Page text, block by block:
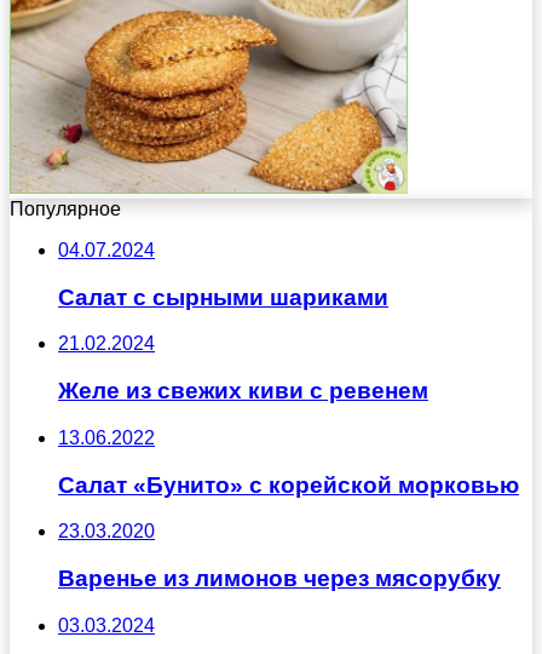
Популярное
04.07.2024
Салат с сырными шариками
21.02.2024
Желе из свежих киви с ревенем
13.06.2022
Салат «Бунито» с корейской морковью
23.03.2020
Варенье из лимонов через мясорубку
03.03.2024